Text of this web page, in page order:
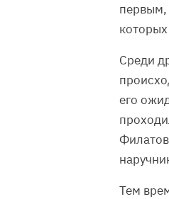
первым,
Среди
его
Тем